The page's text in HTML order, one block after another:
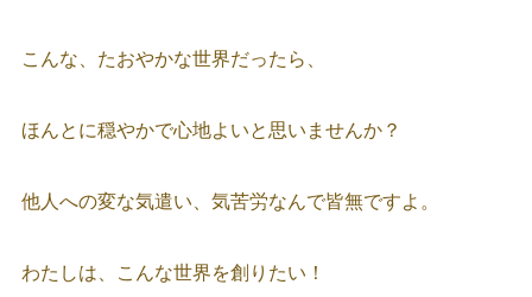
こんな、たおやかな世界だったら、
ほんとに穏やかで心地よいと思いませんか？
他人への変な気遣い、気苦労なんで皆無ですよ。
わたしは、こんな世界を創りたい！